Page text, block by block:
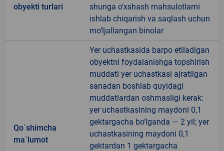
obyekti turlari
shunga o‘xshash mahsulotlarni
ishlab chiqarish va saqlash uchun
mo‘ljallangan binolar
Qo`shimcha
ma`lumot
Yer uchastkasida barpo etiladigan
obyektni foydalanishga topshirish
muddati yer uchastkasi ajratilgan
sanadan boshlab quyidagi
muddatlardan oshmasligi kerak:
yer uchastkasining maydoni 0,1
gektargacha bo‘lganda — 2 yil; yer
uchastkasining maydoni 0,1
gektardan 1 gektargacha